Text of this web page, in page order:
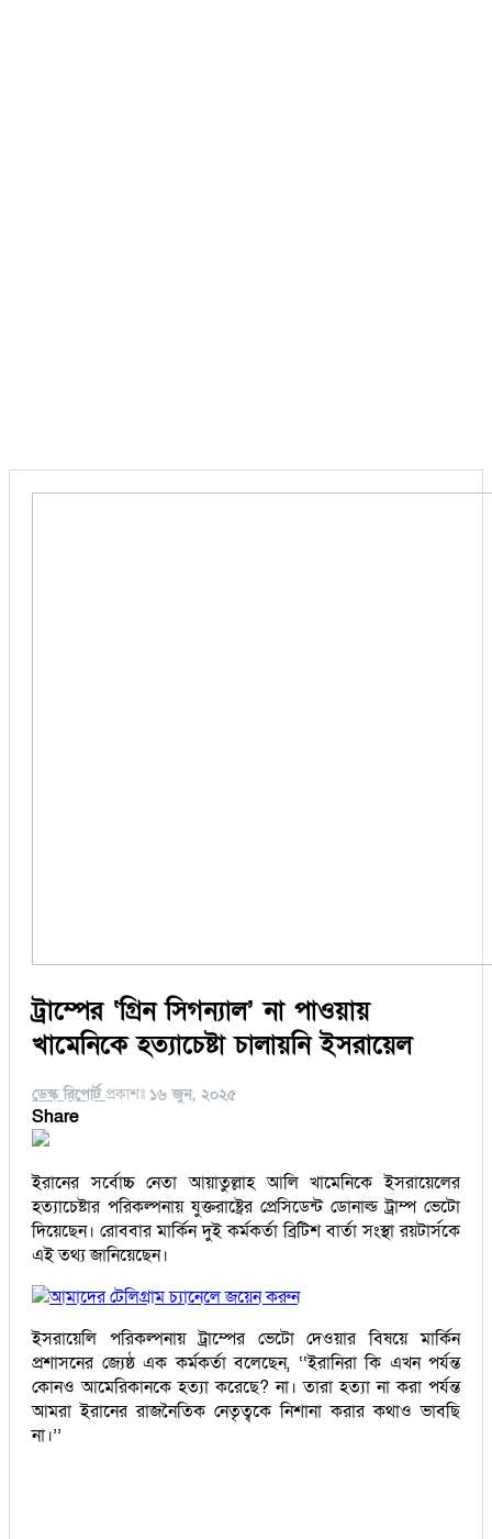
ট্রাম্পের ‘গ্রিন সিগন্যাল’ না পাওয়ায়
খামেনিকে হত্যাচেষ্টা চালায়নি ইসরায়েল
ডেস্ক রিপোর্ট প্রকাশঃ ১৬ জুন, ২০২৫
Share
ইরানের সর্বোচ্চ নেতা আয়াতুল্লাহ আলি খামেনিকে ইসরায়েলের
হত্যাচেষ্টার পরিকল্পনায় যুক্তরাষ্ট্রের প্রেসিডেন্ট ডোনাল্ড ট্রাম্প ভেটো
দিয়েছেন। রোববার মার্কিন দুই কর্মকর্তা ব্রিটিশ বার্তা সংস্থা রয়টার্সকে
এই তথ্য জানিয়েছেন।
আমাদের টেলিগ্রাম চ্যানেলে জয়েন করুন
ইসরায়েলি পরিকল্পনায় ট্রাম্পের ভেটো দেওয়ার বিষয়ে মার্কিন
প্রশাসনের জ্যেষ্ঠ এক কর্মকর্তা বলেছেন, ‌‌‌‌‘‘ইরানিরা কি এখন পর্যন্ত
কোনও আমেরিকানকে হত্যা করেছে? না। তারা হত্যা না করা পর্যন্ত
আমরা ইরানের রাজনৈতিক নেতৃত্বকে নিশানা করার কথাও ভাবছি
না।’’